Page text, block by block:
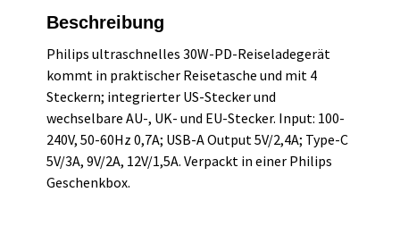
Beschreibung
Philips ultraschnelles 30W-PD-Reiseladegerät
kommt in praktischer Reisetasche und mit 4
Steckern; integrierter US-Stecker und
wechselbare AU-, UK- und EU-Stecker. Input: 100-
240V, 50-60Hz 0,7A; USB-A Output 5V/2,4A; Type-C
5V/3A, 9V/2A, 12V/1,5A. Verpackt in einer Philips
Geschenkbox.